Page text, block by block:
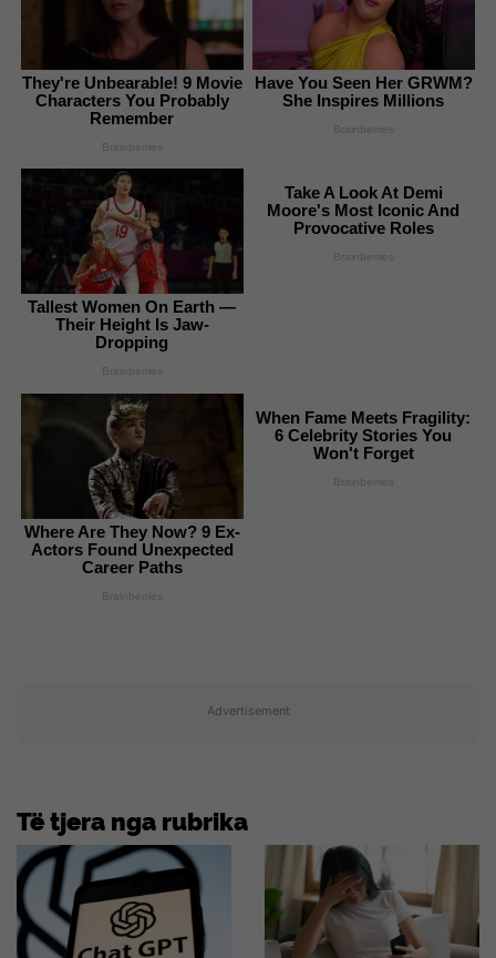
They're Unbearable! 9 Movie
Characters You Probably
Remember
Brainberries
Have You Seen Her GRWM?
She Inspires Millions
Brainberries
Tallest Women On Earth —
Their Height Is Jaw-
Dropping
Brainberries
Take A Look At Demi
Moore's Most Iconic And
Provocative Roles
Brainberries
Where Are They Now? 9 Ex-
Actors Found Unexpected
Career Paths
Brainberries
When Fame Meets Fragility:
6 Celebrity Stories You
Won't Forget
Brainberries
Advertisement
Të tjera nga rubrika